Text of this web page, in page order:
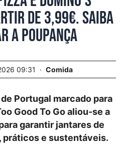
de 3,99€. Saiba
a poupança
09:31 Comida
Portugal marcado para
Good To Go aliou-se a
garantir jantares de
e sustentáveis.